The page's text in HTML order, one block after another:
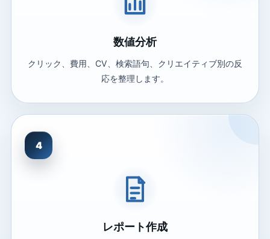
数値分析
クリック、費用、CV、検索語句、クリエイティブ別の反
応を整理します。
4
レポート作成